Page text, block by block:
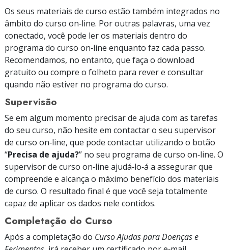
Os seus materiais de curso estão também integrados no
âmbito do curso on‑line. Por outras palavras, uma vez
conectado, você pode ler os materiais dentro do
programa do curso on‑line enquanto faz cada passo.
Recomendamos, no entanto, que faça o download
gratuito ou compre o folheto para rever e consultar
quando não estiver no programa do curso.
Supervisão
Se em algum momento precisar de ajuda com as tarefas
do seu curso, não hesite em contactar o seu supervisor
de curso on‑line, que pode contactar utilizando o botão
“Precisa de ajuda?” no seu programa de curso on‑line. O
supervisor de curso on‑line ajudá‑lo‑á a assegurar que
compreende e alcança o máximo benefício dos materiais
de curso. O resultado final é que você seja totalmente
capaz de aplicar os dados nele contidos.
Completação do Curso
Após a completação do Curso Ajudas para Doenças e